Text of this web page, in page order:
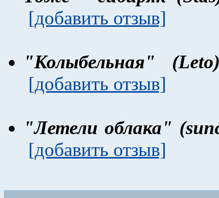
[добавить отзыв]
"Колыбельная"
[добавить отзыв]
"Летели облака"
[добавить отзыв]